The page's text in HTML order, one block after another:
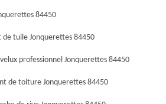
84450
tuile Jonquerettes 84450
professionnel Jonquerettes 84450
de toiture Jonquerettes 84450